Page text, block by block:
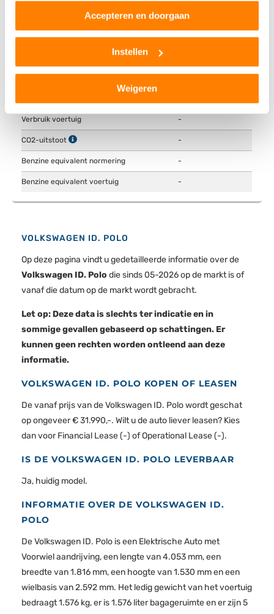
Informatie verzamelen over uw geografische locatie,
die tot een paar meter nauwkeurig kan zijn
Uw apparaat identificeren door het actief te scannen
verwerkt en stel uw voorkeuren in het
intrekken in de Cookieverklaring.
We gebruiken cookies om content en advertenties te
personaliseren, om functies voor social media te bieden
en om ons websiteverkeer te analyseren. Ook delen we
informatie die u aan ze heeft verstrekt of die ze hebben
verzameld op basis van uw gebruik van hun services.
Accepteren en doorgaan
Instellen
Weigeren
Verbruik voertuig -
CO2-uitstoot -
Benzine equivalent normering -
Benzine equivalent voertuig -
VOLKSWAGEN ID. POLO
Op deze pagina vindt u gedetailleerde informatie over de
Volkswagen ID. Polo die sinds 05-2026 op de markt is of
vanaf die datum op de markt wordt gebracht.
Let op: Deze data is slechts ter indicatie en in
sommige gevallen gebaseerd op schattingen. Er
kunnen geen rechten worden ontleend aan deze
informatie.
VOLKSWAGEN ID. POLO KOPEN OF LEASEN
De vanaf prijs van de Volkswagen ID. Polo wordt geschat
op ongeveer € 31.990,-. Wilt u de auto liever leasen? Kies
dan voor Financial Lease (-) of Operational Lease (-).
IS DE VOLKSWAGEN ID. POLO LEVERBAAR
Ja, huidig model.
INFORMATIE OVER DE VOLKSWAGEN ID.
POLO
De Volkswagen ID. Polo is een Elektrische Auto met
Voorwiel aandrijving, een lengte van 4.053 mm, een
breedte van 1.816 mm, een hoogte van 1.530 mm en een
wielbasis van 2.592 mm. Het ledig gewicht van het voertuig
bedraagt 1.576 kg, er is 1.576 liter bagageruimte en er zijn 5